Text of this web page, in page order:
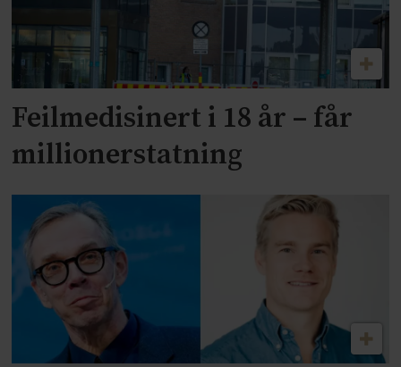
Feilmedisinert i 18 år – får
millionerstatning